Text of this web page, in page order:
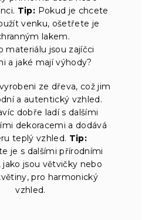
Tip: Pokud je chcete
venku, ošetřete je
lakem.
materiálu jsou zajíčci
a jaké mají výhody?
ze dřeva, což jim
a autentický vzhled.
dobře ladí s dalšími
dekoracemi a dodává
teplý vzhled. Tip:
je s dalšími přírodními
jako jsou větvičky nebo
pro harmonický
vzhled.